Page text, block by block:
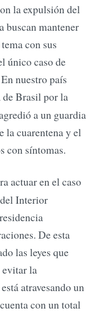
la expulsión del
buscan mantener
con sus
único caso de
nuestro país
Brasil por la
a un guardia
la cuarentena y el
con síntomas.
actuar en el caso
Interior
De esta
las leyes que
evitar la
atravesando un
con un total